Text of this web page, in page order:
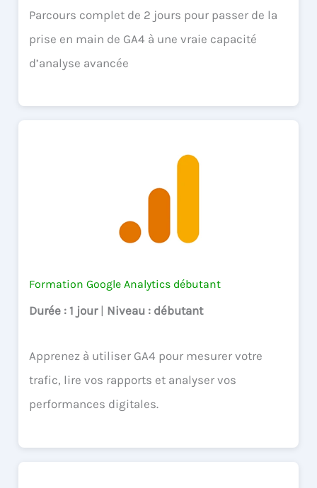
Parcours complet de 2 jours pour passer de la
prise en main de GA4 à une vraie capacité
d’analyse avancée
Formation Google Analytics débutant
Durée : 1 jour | Niveau : débutant
Apprenez à utiliser GA4 pour mesurer votre
trafic, lire vos rapports et analyser vos
performances digitales.